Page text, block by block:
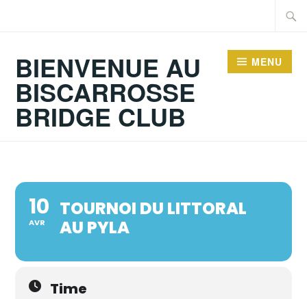
principalBIENVENUE AU
BISCARROSSE
BRIDGE CLUB
MENU
10
AVR
TOURNOI DU LITTORAL
AU PYLA
Time